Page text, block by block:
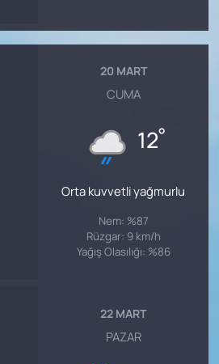
20 MART
CUMA
12°
Orta kuvvetli yağmurlu
Nem: %87
Rüzgar: 9 km/h
Yağış Olasılığı: %86
22 MART
PAZAR